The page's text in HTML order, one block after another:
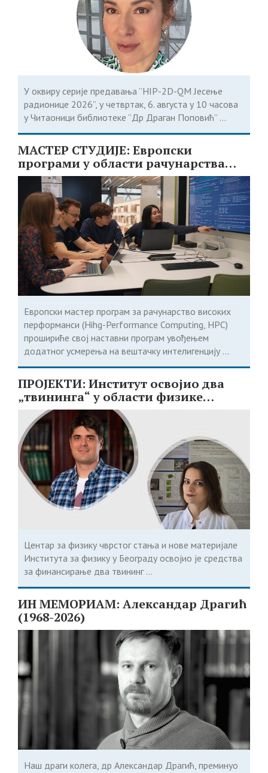
У оквиру серије предавања ”HIP-2D-QM Јесење
радионице 2026”, у четвртак, 6. августа у 10 часова
у Читаоници библиотеке ”Др Драган Поповић” ...
МАСТЕР СТУДИЈЕ: Европски
програми у области рачунарства
доступни студентима из Србије
Европски мастер програм за рачунарство високих
перформанси (Hihg-Performance Computing, HPC)
прошириће свој наставни програм увођењем
додатног усмерења на вештачку интелигенцију ...
ПРОЈЕКТИ: Институт освојио два
„твининга“ у области физике
чврстог стања
Центар за физику чврстог стања и нове материјале
Института за физику у Београду освојио је средства
за финансирање два твининг ...
ИН МЕМОРИАМ: Александар Драгић
(1968-2026)
Наш драги колега, др Александар Драгић, преминуо